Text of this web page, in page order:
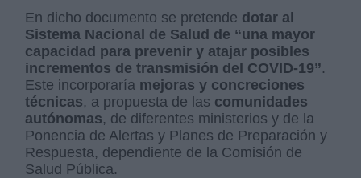
En dicho documento se pretende dotar al
Sistema Nacional de Salud de “una mayor
capacidad para prevenir y atajar posibles
incrementos de transmisión del COVID-19”.
Este incorporaría mejoras y concreciones
técnicas, a propuesta de las comunidades
autónomas, de diferentes ministerios y de la
Ponencia de Alertas y Planes de Preparación y
Respuesta, dependiente de la Comisión de
Salud Pública.